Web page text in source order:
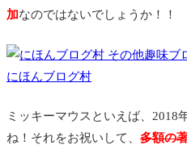
加なのではないでしょうか！！
にほんブログ村
ミッキーマウスといえば、2018
ね！それをお祝いして、 多額の